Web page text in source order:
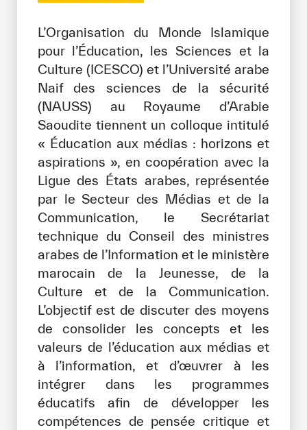
Musées et Expositions
Actualités et événements
Communiqués de presse
Événements
Réseaux Sociaux de l’ICESCO
Contact
Contact
Bureaux de l’ICESCO
S’engager
Notre méthode de travail
S’engager
Rejoignez la famille de l’ICESCO
Pour les fournisseurs
Devenir partenaire
L’Organisation du Monde Islamique
pour l’Éducation, les Sciences et la
Culture (ICESCO) et l’Université arabe
Naif des sciences de la sécurité
(NAUSS) au Royaume d’Arabie
Saoudite tiennent un colloque intitulé
« Éducation aux médias : horizons et
aspirations », en coopération avec la
Ligue des États arabes, représentée
par le Secteur des Médias et de la
Communication, le Secrétariat
technique du Conseil des ministres
arabes de l’Information et le ministère
marocain de la Jeunesse, de la
Culture et de la Communication.
L’objectif est de discuter des moyens
de consolider les concepts et les
valeurs de l’éducation aux médias et
à l’information, et d’œuvrer à les
intégrer dans les programmes
éducatifs afin de développer les
compétences de pensée critique et